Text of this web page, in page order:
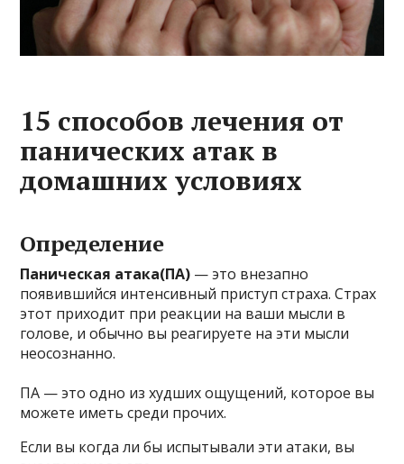
15 способов лечения от
панических атак в
домашних условиях
Определение
Паническая атака(ПА) — это внезапно
появившийся интенсивный приступ страха. Страх
этот приходит при реакции на ваши мысли в
голове, и обычно вы реагируете на эти мысли
неосознанно.
ПА — это одно из худших ощущений, которое вы
можете иметь среди прочих.
Если вы когда ли бы испытывали эти атаки, вы